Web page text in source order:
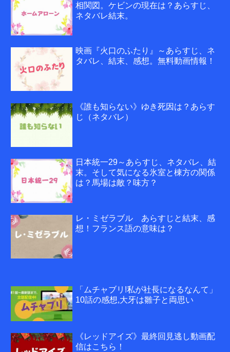
相関図。ケビンの現在は？あらすじ、
ネタバレ結末。
映画『火口のふたり』～あらすじ、ネ
タバレ、結末、感想。無料動画情報！
《誰も知らない》ゆき死因は？あらす
じ（ネタバレ）
日本統一29～あらすじ、ネタバレ、結
末。そして気になる氷室と棟方の関係
は？馬場は敵？味方？
レ・ミゼラブル あらすじと結末、感
想！フランス語の意味は？
「ムチャブリ!私が社長になるなんて」
10話の感想,大牙は雛子と両思い
《レッドアイズ》最終回見逃し動画配
信はこちら！